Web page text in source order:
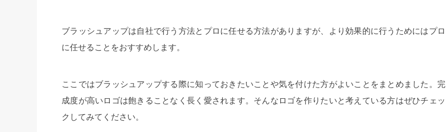
ブラッシュアップは自社で行う方法とプロに任せる方法がありますが、より効果的に行うためにはプロ
に任せることをおすすめします。
ここではブラッシュアップする際に知っておきたいことや気を付けた方がよいことをまとめました。完
成度が高いロゴは飽きることなく長く愛されます。そんなロゴを作りたいと考えている方はぜひチェッ
クしてみてください。